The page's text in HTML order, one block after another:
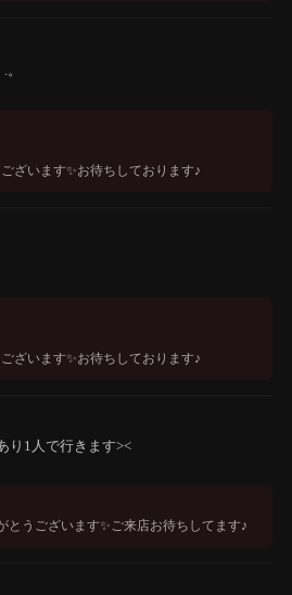
ざいます✨️お待ちしております♪
ざいます✨️お待ちしております♪
り1人で行きます><
とうございます✨️ご来店お待ちしてます♪